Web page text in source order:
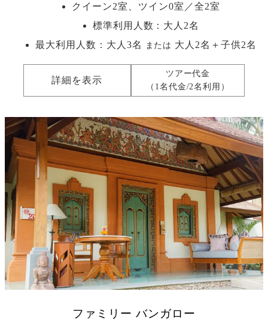
クイーン2室、ツイン0室／全2室
標準利用人数： 大人2名
最大利用人数： 大人3名 または 大人2名＋子供2名
詳細を表示
ツアー代金
（1名代金/2名利用）
ファミリー バンガロー